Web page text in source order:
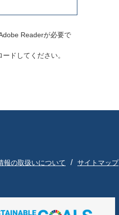
Readerが必要で
ドしてください。
報の取扱いについて サイトマップ